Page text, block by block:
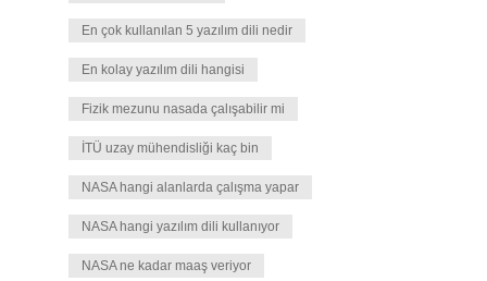
En çok kullanılan 5 yazılım dili nedir
En kolay yazılım dili hangisi
Fizik mezunu nasada çalışabilir mi
İTÜ uzay mühendisliği kaç bin
NASA hangi alanlarda çalışma yapar
NASA hangi yazılım dili kullanıyor
NASA ne kadar maaş veriyor